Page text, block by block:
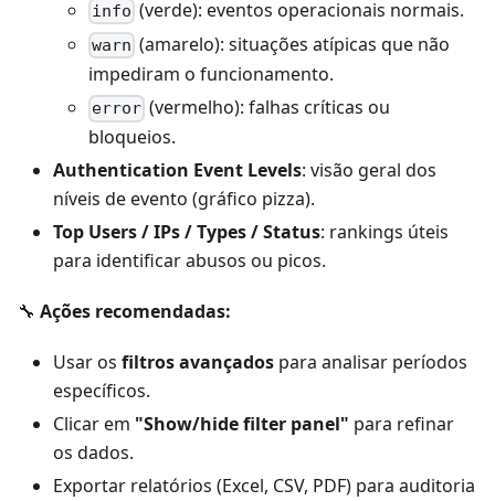
info (verde): eventos operacionais normais.
warn (amarelo): situações atípicas que não
impediram o funcionamento.
error (vermelho): falhas críticas ou
bloqueios.
Authentication Event Levels: visão geral dos
níveis de evento (gráfico pizza).
Top Users / IPs / Types / Status: rankings úteis
para identificar abusos ou picos.
🔧 Ações recomendadas:
Usar os filtros avançados para analisar períodos
específicos.
Clicar em "Show/hide filter panel" para refinar
os dados.
Exportar relatórios (Excel, CSV, PDF) para auditoria